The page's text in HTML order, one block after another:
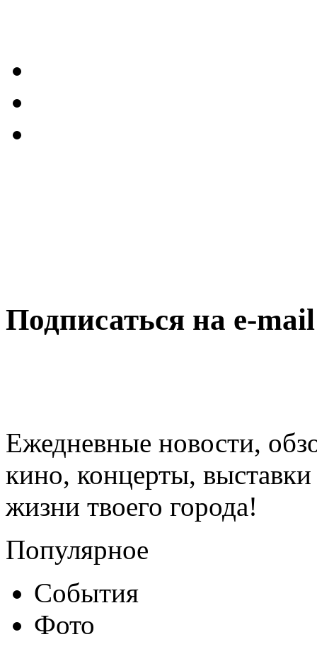
Подписаться на e-
Ежедневные новости,
кино, концерты,
жизни твоего города!
Популярное
События
Фото